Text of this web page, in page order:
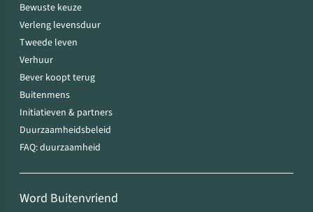
Bewuste keuze
Verleng levensduur
Tweede leven
Verhuur
Bever koopt terug
Buitenmens
Initiatieven & partners
Duurzaamheidsbeleid
FAQ: duurzaamheid
Word Buitenvriend